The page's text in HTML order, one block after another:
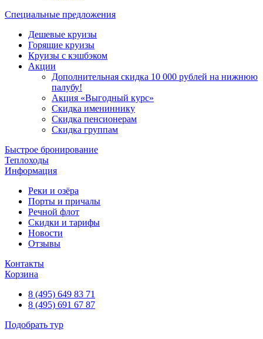
Специальные предложения
Дешевые круизы
Горящие круизы
Круизы с кэшбэком
Акции
Дополнительная скидка 10 000 рублей на нижнюю
палубу!
Акция «Выгодный курс»
Скидка имениннику
Скидка пенсионерам
Скидка группам
Быстрое бронирование
Теплоходы
Информация
Реки и озёра
Порты и причалы
Речной флот
Скидки и тарифы
Новости
Отзывы
Контакты
Корзина
8 (495) 649 83 71
8 (495) 691 67 87
Подобрать тур